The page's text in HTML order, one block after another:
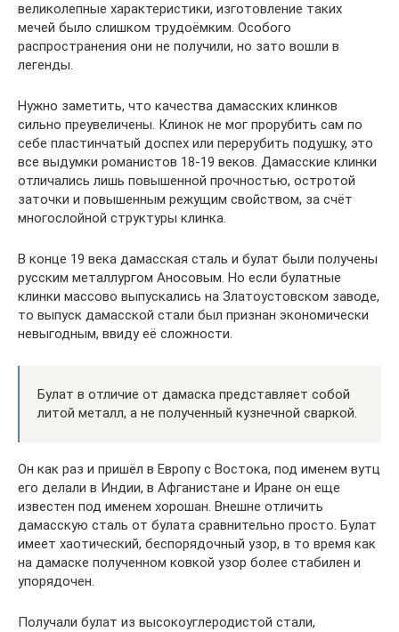
великолепные характеристики, изготовление таких
мечей было слишком трудоёмким. Особого
распространения они не получили, но зато вошли в
легенды.
Нужно заметить, что качества дамасских клинков
сильно преувеличены. Клинок не мог прорубить сам по
себе пластинчатый доспех или перерубить подушку, это
все выдумки романистов 18-19 веков. Дамасские клинки
отличались лишь повышенной прочностью, остротой
заточки и повышенным режущим свойством, за счёт
многослойной структуры клинка.
В конце 19 века дамасская сталь и булат были получены
русским металлургом Аносовым. Но если булатные
клинки массово выпускались на Златоустовском заводе,
то выпуск дамасской стали был признан экономически
невыгодным, ввиду её сложности.
Булат в отличие от дамаска представляет собой
литой металл, а не полученный кузнечной сваркой.
Он как раз и пришёл в Европу с Востока, под именем вутц
его делали в Индии, в Афганистане и Иране он еще
известен под именем хорошан. Внешне отличить
дамасскую сталь от булата сравнительно просто. Булат
имеет хаотический, беспорядочный узор, в то время как
на дамаске полученном ковкой узор более стабилен и
упорядочен.
Получали булат из высокоуглеродистой стали,